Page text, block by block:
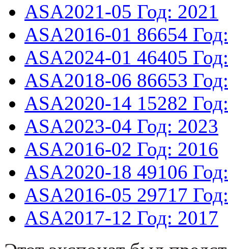
ASA2021-05 Год: 2021
ASA2016-01 86654
ASA2024-01 46405
ASA2018-06 86653
ASA2020-14 15282
ASA2023-04 Год: 2023
ASA2016-02 Год: 2016
ASA2020-18 49106
ASA2016-05 29717
ASA2017-12 Год: 2017